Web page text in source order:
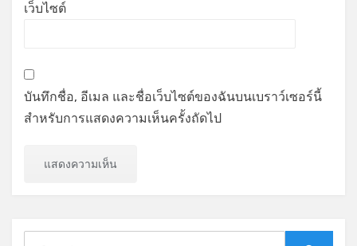
เว็บไซต์
บันทึกชื่อ, อีเมล และชื่อเว็บไซต์ของฉันบนเบราว์เซอร์นี้
สำหรับการแสดงความเห็นครั้งถัดไป